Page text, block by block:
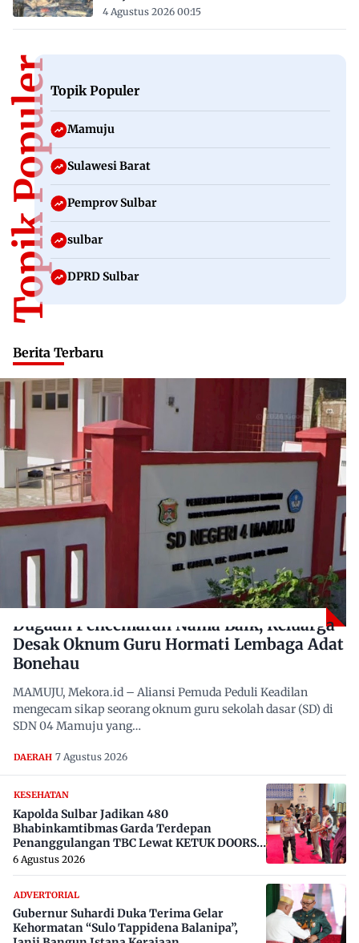
4 Agustus 2026 00:15
Topik PopulerTopik Populer
Mamuju
Sulawesi Barat
Pemprov Sulbar
sulbar
DPRD Sulbar
Berita Terbaru
Dugaan Pencemaran Nama Baik, Keluarga
Desak Oknum Guru Hormati Lembaga Adat
Bonehau
MAMUJU, Mekora.id – Aliansi Pemuda Peduli Keadilan
mengecam sikap seorang oknum guru sekolah dasar (SD) di
SDN 04 Mamuju yang…
DAERAH 7 Agustus 2026
KESEHATAN
Kapolda Sulbar Jadikan 480
Bhabinkamtibmas Garda Terdepan
Penanggulangan TBC Lewat KETUK DOORS
di 650 Desa
6 Agustus 2026
ADVERTORIAL
Gubernur Suhardi Duka Terima Gelar
Kehormatan “Sulo Tappidena Balanipa”,